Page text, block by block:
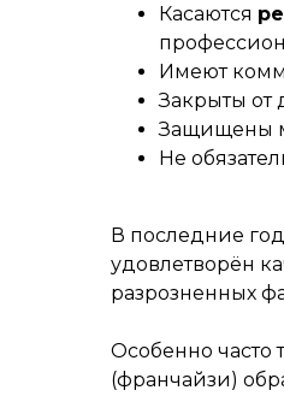
Касаются
Имеют
Закрыты от
Защищены
Не
В последние
удовлетворён
разрозненных
Особенно часто
(франчайзи)